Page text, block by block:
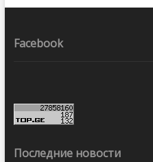
Facebook
Последние новости